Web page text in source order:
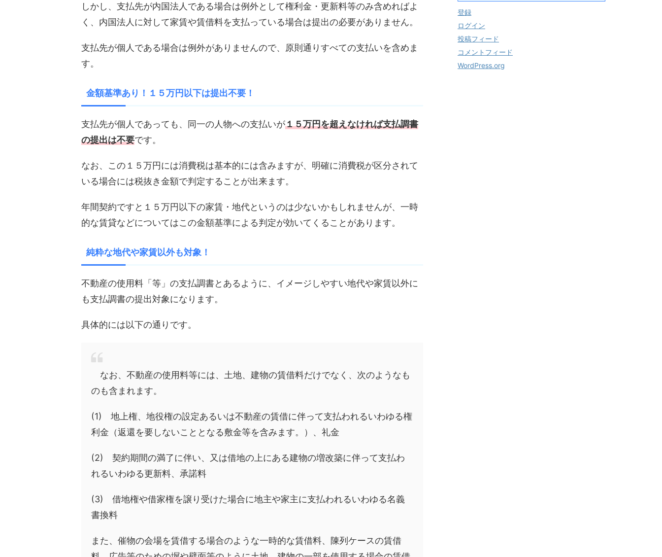
しかし、支払先が内国法人である場合は例外として権利金・更新料等のみ含めればよ
く、内国法人に対して家賃や賃借料を支払っている場合は提出の必要がありません。
支払先が個人である場合は例外がありませんので、原則通りすべての支払いを含めま
す。
金額基準あり！１５万円以下は提出不要！
支払先が個人であっても、同一の人物への支払いが１５万円を超えなければ支払調書
の提出は不要です。
なお、この１５万円には消費税は基本的には含みますが、明確に消費税が区分されて
いる場合には税抜き金額で判定することが出来ます。
年間契約ですと１５万円以下の家賃・地代というのは少ないかもしれませんが、一時
的な賃貸などについてはこの金額基準による判定が効いてくることがあります。
純粋な地代や家賃以外も対象！
不動産の使用料「等」の支払調書とあるように、イメージしやすい地代や家賃以外に
も支払調書の提出対象になります。
具体的には以下の通りです。
なお、不動産の使用料等には、土地、建物の賃借料だけでなく、次のようなも
のも含まれます。
(1) 地上権、地役権の設定あるいは不動産の賃借に伴って支払われるいわゆる権
利金（返還を要しないこととなる敷金等を含みます。）、礼金
(2) 契約期間の満了に伴い、又は借地の上にある建物の増改築に伴って支払わ
れるいわゆる更新料、承諾料
(3) 借地権や借家権を譲り受けた場合に地主や家主に支払われるいわゆる名義
書換料
また、催物の会場を賃借する場合のような一時的な賃借料、陳列ケースの賃借
登録
ログイン
投稿フィード
コメントフィード
WordPress.org